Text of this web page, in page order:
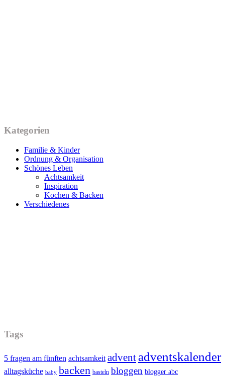
Kategorien
Familie & Kinder
Ordnung & Organisation
Schönes Leben
Achtsamkeit
Inspiration
Kochen & Backen
Verschiedenes
Tags
5 fragen am fünften achtsamkeit advent adventskalender
alltagsküche baby backen basteln bloggen blogger abc